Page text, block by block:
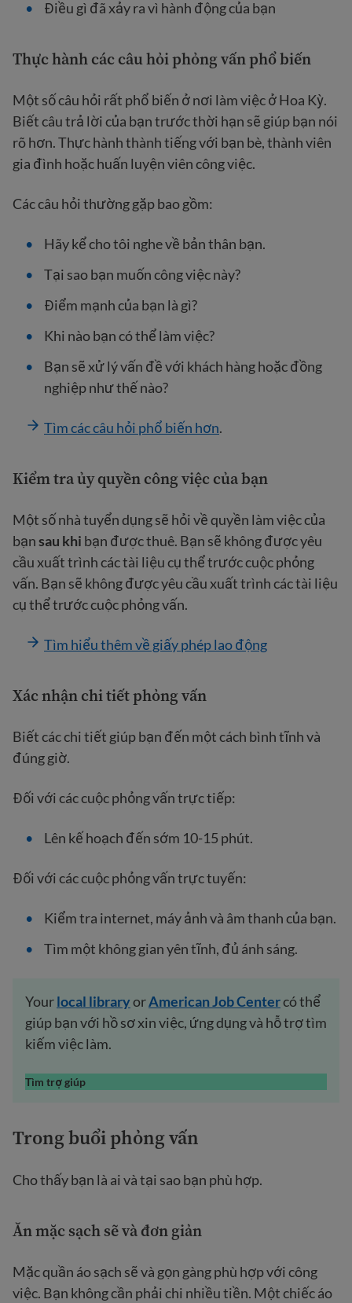
Điều gì đã xảy ra vì hành động của bạn
Thực hành các câu hỏi phỏng vấn phổ biến
Một số câu hỏi rất phổ biến ở nơi làm việc ở Hoa Kỳ.
Biết câu trả lời của bạn trước thời hạn sẽ giúp bạn nói
rõ hơn. Thực hành thành tiếng với bạn bè, thành viên
gia đình hoặc huấn luyện viên công việc.
Các câu hỏi thường gặp bao gồm:
Hãy kể cho tôi nghe về bản thân bạn.
Tại sao bạn muốn công việc này?
Điểm mạnh của bạn là gì?
Khi nào bạn có thể làm việc?
Bạn sẽ xử lý vấn đề với khách hàng hoặc đồng
nghiệp như thế nào?
Tìm các câu hỏi phổ biến hơn.
Kiểm tra ủy quyền công việc của bạn
Một số nhà tuyển dụng sẽ hỏi về quyền làm việc của
bạnsau khi bạn được thuê. Bạn sẽ không được yêu
cầu xuất trình các tài liệu cụ thể trước cuộc phỏng
vấn. Bạn sẽ không được yêu cầu xuất trình các tài liệu
cụ thể trước cuộc phỏng vấn.
Tìm hiểu thêm về giấy phép lao động
Xác nhận chi tiết phỏng vấn
Biết các chi tiết giúp bạn đến một cách bình tĩnh và
đúng giờ.
Đối với các cuộc phỏng vấn trực tiếp:
Lên kế hoạch đến sớm 10-15 phút.
Đối với các cuộc phỏng vấn trực tuyến:
Kiểm tra internet, máy ảnh và âm thanh của bạn.
Tìm một không gian yên tĩnh, đủ ánh sáng.
Yourlocal libraryorAmerican Job Centercó thể
giúp bạn với hồ sơ xin việc, ứng dụng và hỗ trợ tìm
kiếm việc làm.
Tìm trợ giúp
Trong buổi phỏng vấn
Cho thấy bạn là ai và tại sao bạn phù hợp.
Ăn mặc sạch sẽ và đơn giản
Mặc quần áo sạch sẽ và gọn gàng phù hợp với công
việc. Bạn không cần phải chi nhiều tiền. Một chiếc áo